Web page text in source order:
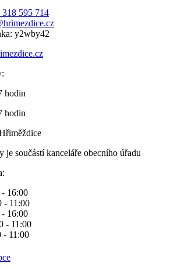
318 595 714
y2wby42
hodin
hodin
je součástí kanceláře obecního úřadu
16:00
11:00
16:00
- 11:00
11:00